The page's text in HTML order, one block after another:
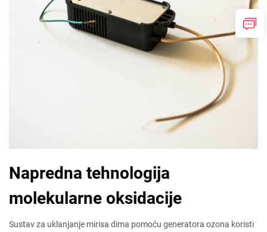
Napredna tehnologija
molekularne oksidacije
Sustav za uklanjanje mirisa dima pomoću generatora ozona koristi